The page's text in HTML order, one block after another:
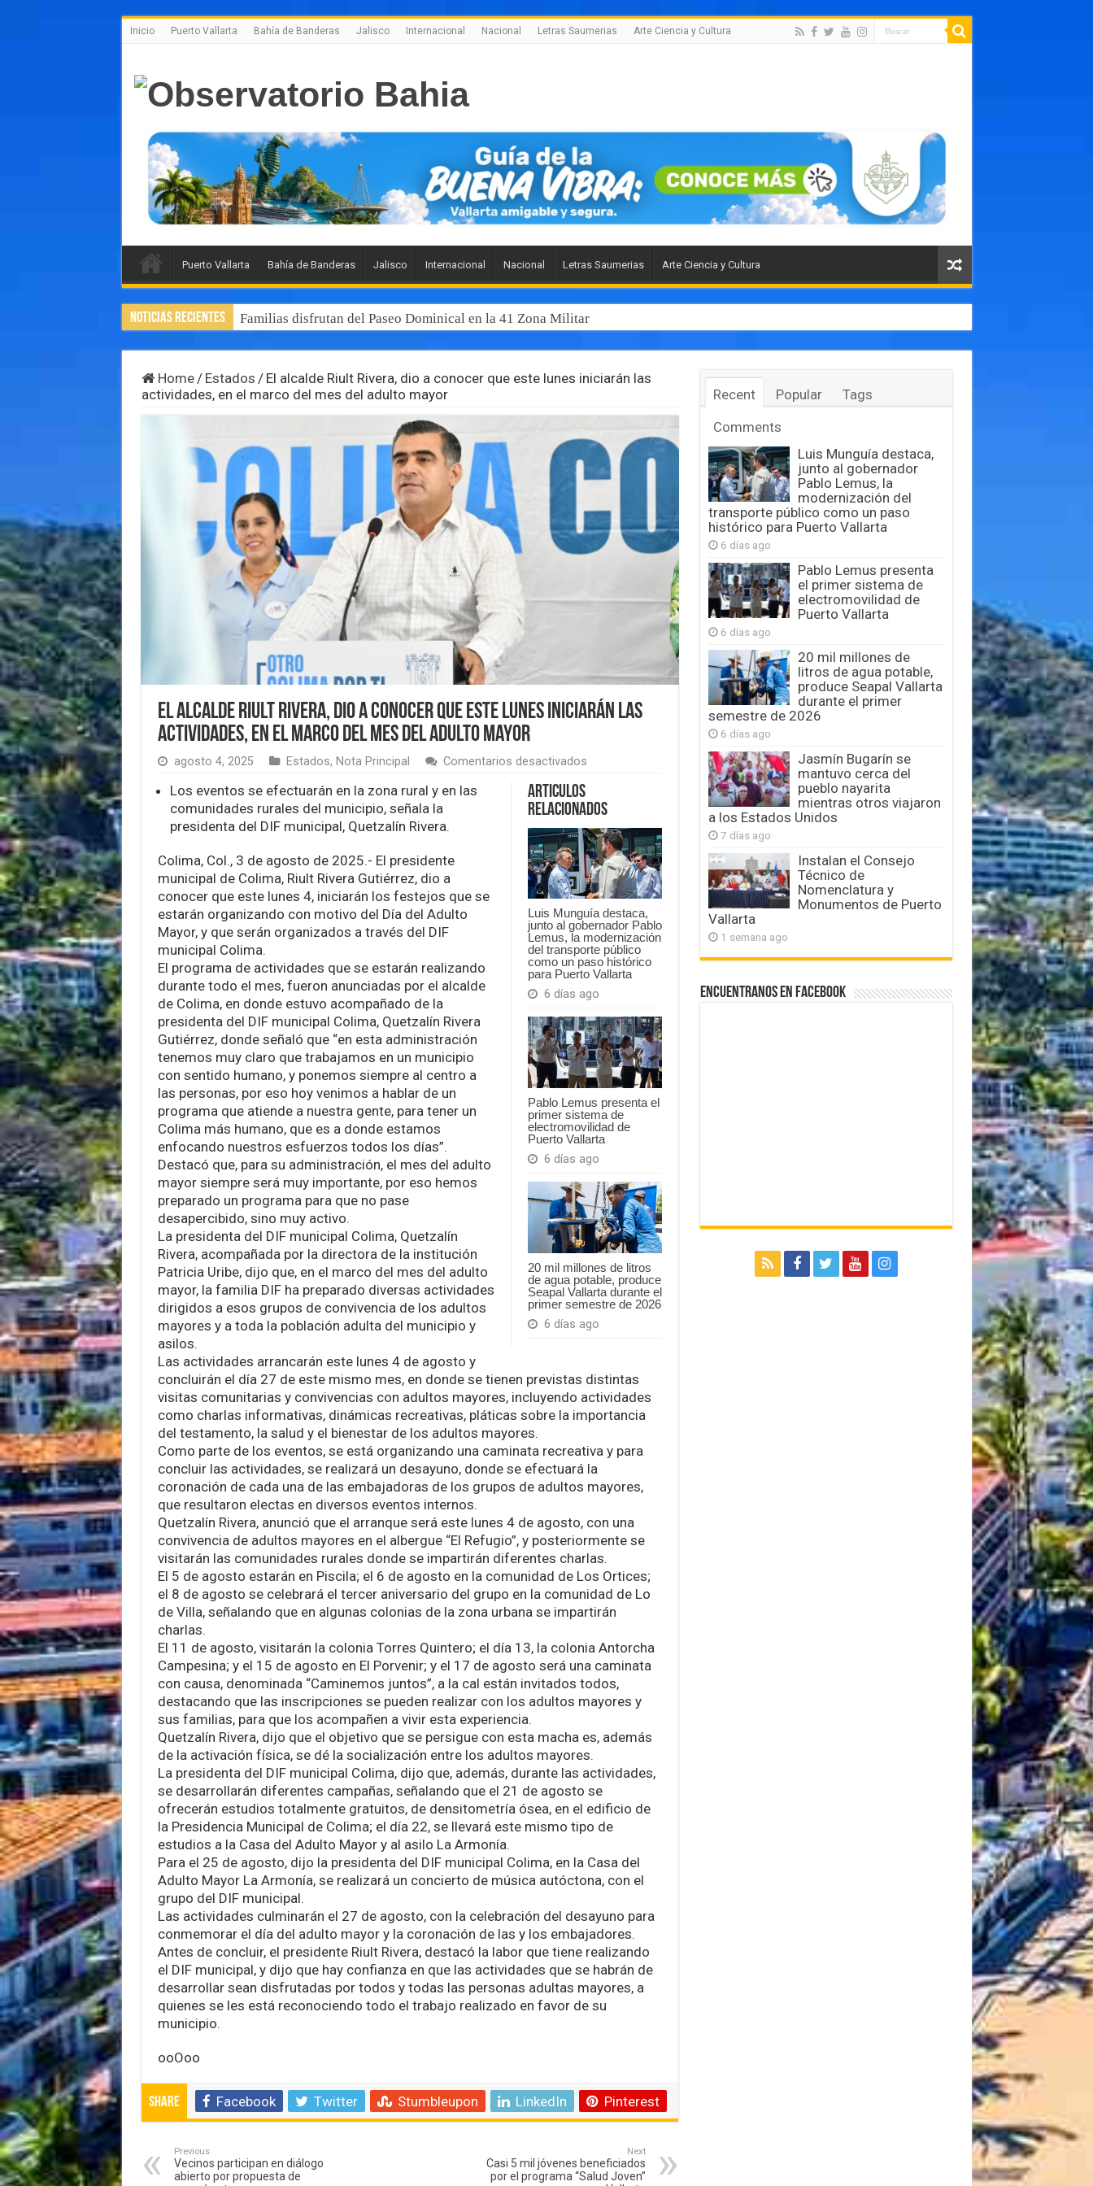
Inicio Puerto Vallarta Bahía de Banderas Jalisco Internacional Nacional Letras Saumerias Arte Ciencia y Cultura
Puerto Vallarta Bahía de Banderas Jalisco Internacional Nacional Letras Saumerias Arte Ciencia y Cultura
Noticias Recientes Familias disfrutan del Paseo Dominical en la 41 Zona Militar
Home / Estados / El alcalde Riult Rivera, dio a conocer que este lunes iniciarán las
actividades, en el marco del mes del adulto mayor
El alcalde Riult Rivera, dio a conocer que este lunes iniciarán las
actividades, en el marco del mes del adulto mayor
agosto 4, 2025 Estados, Nota Principal Comentarios desactivadosen
Riult
Rivera,
dio
a
conocer
que
este
lunes
iniciarán
las
actividades,
en
el
marco
del
del
adulto
mayor
Articulos
Relacionados
Luis Munguía destaca,
junto al gobernador Pablo
Lemus, la modernización
del transporte público
como un paso histórico
para Puerto Vallarta
6 días ago
Pablo Lemus presenta el
primer sistema de
electromovilidad de
Puerto Vallarta
6 días ago
20 mil millones de litros
de agua potable, produce
Seapal Vallarta durante el
primer semestre de 2026
6 días ago
Los eventos se efectuarán en la zona rural y en las
comunidades rurales del municipio, señala la
presidenta del DIF municipal, Quetzalín Rivera.
Colima, Col., 3 de agosto de 2025.- El presidente
municipal de Colima, Riult Rivera Gutiérrez, dio a
conocer que este lunes 4, iniciarán los festejos que se
estarán organizando con motivo del Día del Adulto
Mayor, y que serán organizados a través del DIF
municipal Colima.
El programa de actividades que se estarán realizando
durante todo el mes, fueron anunciadas por el alcalde
de Colima, en donde estuvo acompañado de la
presidenta del DIF municipal Colima, Quetzalín Rivera
Gutiérrez, donde señaló que “en esta administración
tenemos muy claro que trabajamos en un municipio
con sentido humano, y ponemos siempre al centro a
las personas, por eso hoy venimos a hablar de un
programa que atiende a nuestra gente, para tener un
Colima más humano, que es a donde estamos
enfocando nuestros esfuerzos todos los días”.
Destacó que, para su administración, el mes del adulto
mayor siempre será muy importante, por eso hemos
preparado un programa para que no pase
desapercibido, sino muy activo.
La presidenta del DIF municipal Colima, Quetzalín
Rivera, acompañada por la directora de la institución
Patricia Uribe, dijo que, en el marco del mes del adulto
mayor, la familia DIF ha preparado diversas actividades
dirigidos a esos grupos de convivencia de los adultos
mayores y a toda la población adulta del municipio y
asilos.
Las actividades arrancarán este lunes 4 de agosto y
concluirán el día 27 de este mismo mes, en donde se tienen previstas distintas
visitas comunitarias y convivencias con adultos mayores, incluyendo actividades
como charlas informativas, dinámicas recreativas, pláticas sobre la importancia
del testamento, la salud y el bienestar de los adultos mayores.
Como parte de los eventos, se está organizando una caminata recreativa y para
concluir las actividades, se realizará un desayuno, donde se efectuará la
coronación de cada una de las embajadoras de los grupos de adultos mayores,
que resultaron electas en diversos eventos internos.
Quetzalín Rivera, anunció que el arranque será este lunes 4 de agosto, con una
convivencia de adultos mayores en el albergue “El Refugio”, y posteriormente se
visitarán las comunidades rurales donde se impartirán diferentes charlas.
El 5 de agosto estarán en Piscila; el 6 de agosto en la comunidad de Los Ortices;
el 8 de agosto se celebrará el tercer aniversario del grupo en la comunidad de Lo
de Villa, señalando que en algunas colonias de la zona urbana se impartirán
charlas.
El 11 de agosto, visitarán la colonia Torres Quintero; el día 13, la colonia Antorcha
Campesina; y el 15 de agosto en El Porvenir; y el 17 de agosto será una caminata
con causa, denominada “Caminemos juntos”, a la cal están invitados todos,
destacando que las inscripciones se pueden realizar con los adultos mayores y
sus familias, para que los acompañen a vivir esta experiencia.
Quetzalín Rivera, dijo que el objetivo que se persigue con esta macha es, además
de la activación física, se dé la socialización entre los adultos mayores.
La presidenta del DIF municipal Colima, dijo que, además, durante las actividades,
se desarrollarán diferentes campañas, señalando que el 21 de agosto se
ofrecerán estudios totalmente gratuitos, de densitometría ósea, en el edificio de
la Presidencia Municipal de Colima; el día 22, se llevará este mismo tipo de
estudios a la Casa del Adulto Mayor y al asilo La Armonía.
Para el 25 de agosto, dijo la presidenta del DIF municipal Colima, en la Casa del
Adulto Mayor La Armonía, se realizará un concierto de música autóctona, con el
grupo del DIF municipal.
Las actividades culminarán el 27 de agosto, con la celebración del desayuno para
conmemorar el día del adulto mayor y la coronación de las y los embajadores.
Antes de concluir, el presidente Riult Rivera, destacó la labor que tiene realizando
el DIF municipal, y dijo que hay confianza en que las actividades que se habrán de
desarrollar sean disfrutadas por todos y todas las personas adultas mayores, a
quienes se les está reconociendo todo el trabajo realizado en favor de su
municipio.
ooOoo
Share Facebook Twitter Stumbleupon LinkedIn Pinterest
Previous
Vecinos participan en diálogo
abierto por propuesta de
Next
Casi 5 mil jóvenes beneficiados
por el programa “Salud Joven”
Recent Popular
Tags
Comments
Luis Munguía destaca,
junto al gobernador
Pablo Lemus, la
modernización del
transporte público como un paso
histórico para Puerto Vallarta
6 días ago
Pablo Lemus presenta
el primer sistema de
electromovilidad de
Puerto Vallarta
6 días ago
20 mil millones de
litros de agua potable,
produce Seapal Vallarta
durante el primer
semestre de 2026
6 días ago
Jasmín Bugarín se
mantuvo cerca del
pueblo nayarita
mientras otros viajaron
a los Estados Unidos
7 días ago
Instalan el Consejo
Técnico de
Nomenclatura y
Monumentos de Puerto
Vallarta
1 semana ago
Encuentranos en Facebook